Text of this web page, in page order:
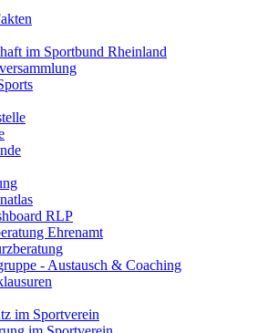
im Sportbund Rheinland
RLP
Ehrenamt
- Austausch & Coaching
im Sportverein